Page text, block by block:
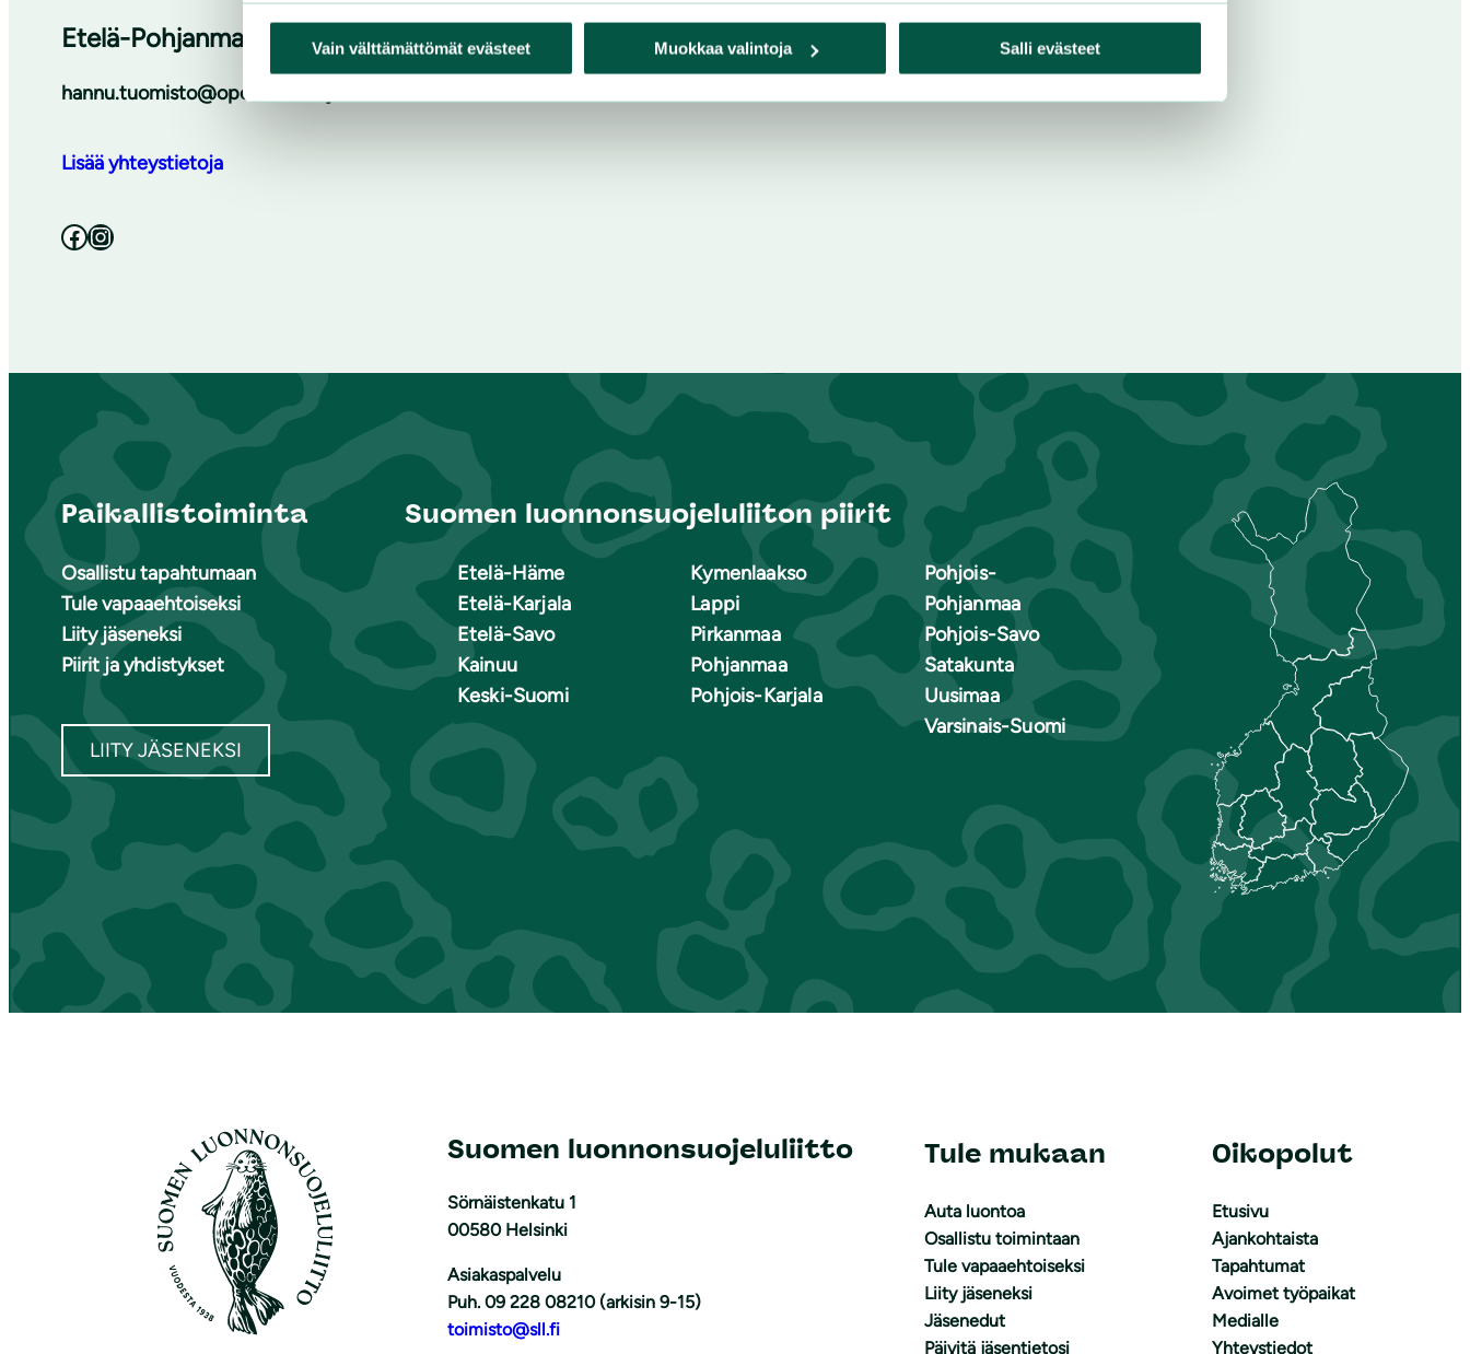
Vain välttämättömät evästeet Muokkaa valintoja Salli evästeet
Etelä-Pohjanmaan luonnonsuojeluyhdistys ry
hannu.tuomisto@opetus.seinajoki.fi
Lisää yhteystietoja
Facebook Instagram
Paikallistoiminta
Osallistu tapahtumaan
Tule vapaaehtoiseksi
Liity jäseneksi
Piirit ja yhdistykset
LIITY JÄSENEKSI
Suomen luonnonsuojeluliiton piirit
Etelä-Häme
Etelä-Karjala
Etelä-Savo
Kainuu
Keski-Suomi
Kymenlaakso
Lappi
Pirkanmaa
Pohjanmaa
Pohjois-Karjala
Pohjois-
Pohjanmaa
Pohjois-Savo
Satakunta
Uusimaa
Varsinais-Suomi
Suomen luonnonsuojeluliitto
Sörnäistenkatu 1
00580 Helsinki
Asiakaspalvelu
Puh. 09 228 08210 (arkisin 9-15)
toimisto@sll.fi
Tule mukaan
Auta luontoa
Osallistu toimintaan
Tule vapaaehtoiseksi
Liity jäseneksi
Jäsenedut
Päivitä jäsentietosi
Oikopolut
Etusivu
Ajankohtaista
Tapahtumat
Avoimet työpaikat
Medialle
Yhteystiedot